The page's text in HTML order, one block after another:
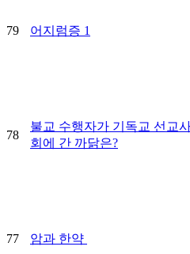
79 어지럼증 1
78
불교 수행자가 기독교 선교
회에 간 까닭은?
77 암과 한약